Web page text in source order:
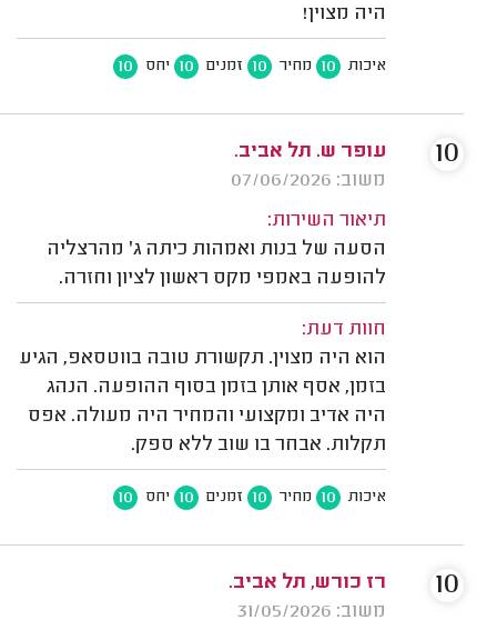
היה מצוין!
איכות 10 מחיר 10 זמנים 10 יחס 10
עופר ש. תל אביב.
משוב: 07/06/2026
תיאור השירות:
הסעה של בנות ואמהות כיתה ג' מהרצליה
להופעה באמפי מקס ראשון לציון וחזרה.
חוות דעת:
הוא היה מצוין. תקשורת טובה בווטסאפ, הגיע
בזמן, אסף אותן בזמן בסוף ההופעה. הנהג
היה אדיב ומקצועי והמחיר היה מעולה. אפס
תקלות. אבחר בו שוב ללא ספק.
איכות 10 מחיר 10 זמנים 10 יחס 10
10
רז כורש, תל אביב.
משוב: 31/05/2026
10